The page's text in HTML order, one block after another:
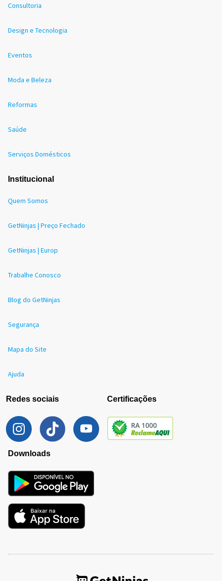
Consultoria
Design e Tecnologia
Eventos
Moda e Beleza
Reformas
Saúde
Serviços Domésticos
Institucional
Quem Somos
GetNinjas | Preço Fechado
GetNinjas | Europ
Trabalhe Conosco
Blog do GetNinjas
Segurança
Mapa do Site
Ajuda
Redes sociais Certificações
Downloads